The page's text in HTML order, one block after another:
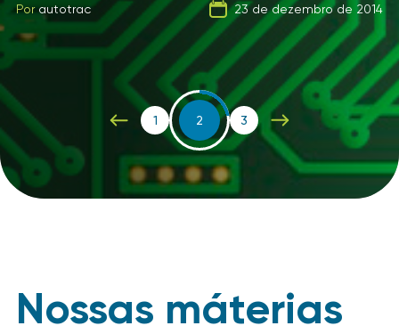
Porautotrac 21 de setembro de 2019
Porautotrac 23 de dezembro de 2014
1 2 3
Nossas máterias